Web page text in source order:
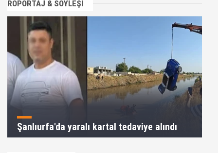
RÖPORTAJ & SÖYLEŞİ
Şanlıurfa'da yaralı kartal tedaviye alındı